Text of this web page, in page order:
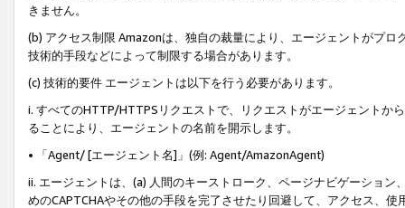
きません。
(b) アクセス制限 Amazonは、独自の裁量により、エージェントがプ
技術的手段などによって制限する場合があります。
(c) 技術的要件 エージェントは以下を行う必要があります。
i. すべてのHTTP/HTTPSリクエストで、リクエストがエージェントか
ることにより、エージェントの名前を開示します。
• 「Agent/ [エージェント名]」(例: Agent/AmazonAgent)
ii. エージェントは、(a) 人間のキーストローク、ページナビゲーショ
めのCAPTCHAやその他の手段を完了させたり回避して、アクセス、